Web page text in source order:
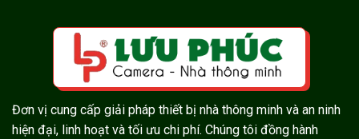
Đơn vị cung cấp giải pháp thiết bị nhà thông minh và an ninh
hiện đại, linh hoạt và tối ưu chi phí. Chúng tôi đồng hành